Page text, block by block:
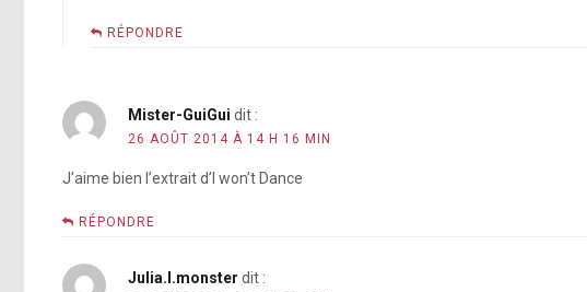
RÉPONDRE
Mister-GuiGui dit :
26 AOÛT 2014 À 14 H 16 MIN
J’aime bien l’extrait d’I won’t Dance
RÉPONDRE
Julia.l.monster dit :